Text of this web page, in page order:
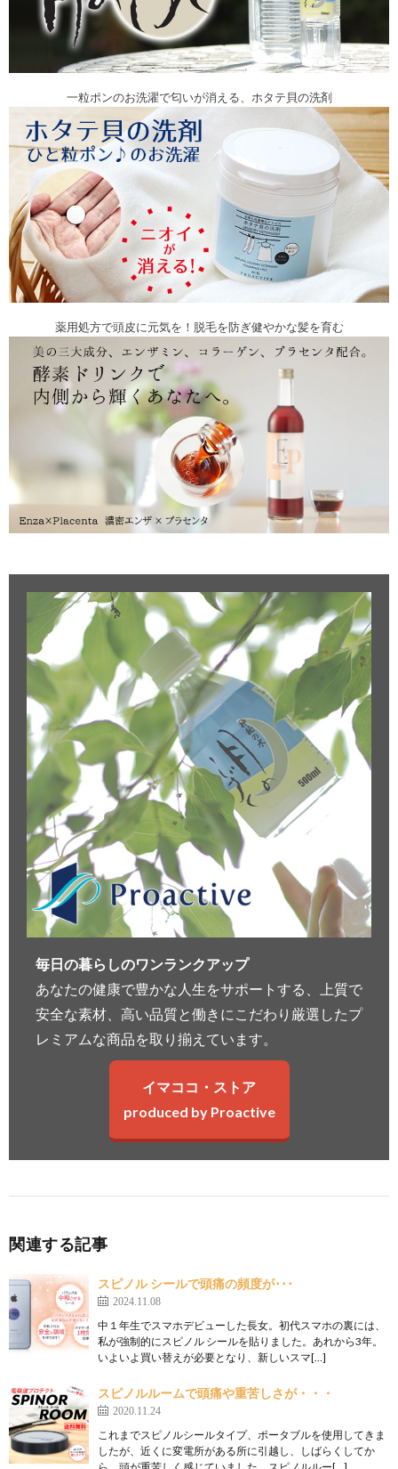
一粒ポンのお洗濯で匂いが消える、ホタテ貝の洗剤
薬用処方で頭皮に元気を！脱毛を防ぎ健やかな髪を育む
毎日の暮らしのワンランクアップ
あなたの健康で豊かな人生をサポートする、上質で
安全な素材、高い品質と働きにこだわり厳選したプ
レミアムな商品を取り揃えています。
イマココ・ストア
produced by Proactive
関連する記事
スピノル シールで頭痛の頻度が･･･
2024.11.08
中１年生でスマホデビューした長女。初代スマホの裏には、
私が強制的にスピノル シールを貼りました。あれから3年。
いよいよ買い替えが必要となり、新しいスマ[…]
スピノルルームで頭痛や重苦しさが・・・
2020.11.24
これまでスピノルシールタイプ、ポータブルを使用してきま
したが、近くに変電所がある所に引越し、しばらくしてか